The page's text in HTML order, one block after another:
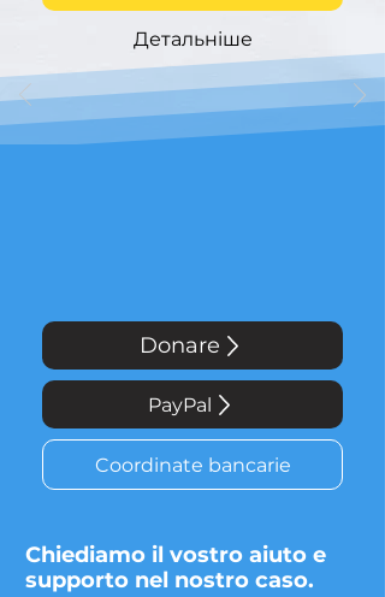
Детальніше
PayPal
Donare
Coordinate bancarie
Chiediamo il vostro aiuto e
supporto nel nostro caso.